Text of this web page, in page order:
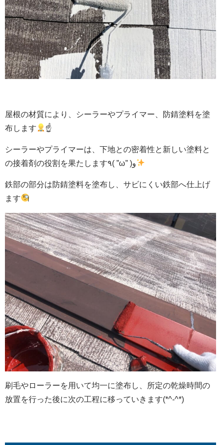
屋根の材質により、シーラーやプライマー、防錆塗料を塗
布します
☝
シーラーやプライマーは、下地との密着性と新しい塗料と
の接着剤の役割を果たします٩( ”ω” )و
鉄部の部分は防錆塗料を塗布し、サビにくい鉄部へ仕上げ
ます
刷毛やローラーを用いて均一に塗布し、所定の乾燥時間の
放置を行った後に次の工程に移っていきます(*^-^*)